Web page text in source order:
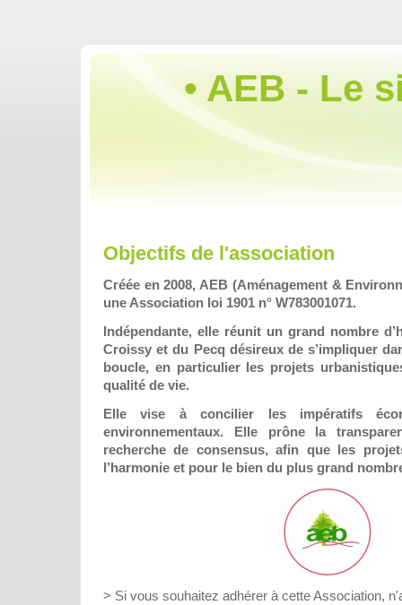
• AEB - Le
Objectifs de l'association
Créée en 2008, AEB (Aménagement &
une Association loi 1901 n° W783001071.
Indépendante, elle réunit un grand nombre
Croissy et du Pecq désireux de s’impliquer
boucle, en particulier les projets
qualité de vie.
Elle vise à concilier les impératifs
environnementaux. Elle prône la
recherche de consensus, afin que les
l’harmonie et pour le bien du plus grand
> Si vous souhaitez adhérer à cette Association,